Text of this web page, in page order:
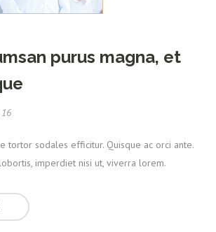
purus magna, et
tortor sodales efficitur. Quisque ac orci ante.
imperdiet nisi ut, viverra lorem.